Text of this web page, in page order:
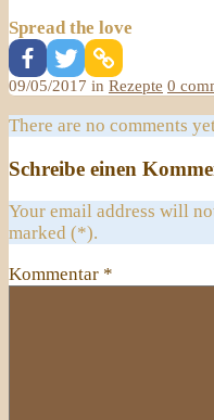
Spread the love
09/05/2017 in Rezepte 0
There are no comments
Schreibe einen
Your email address will
marked (*).
Kommentar *